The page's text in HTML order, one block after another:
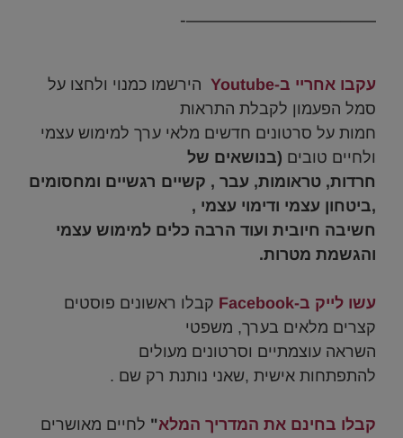
——–————————-
עקבו אחריי ב-Youtube
הירשמו כמנוי ולחצו על
סמל הפעמון לקבלת התראות
חמות על סרטונים חדשים מלאי ערך למימוש עצמי
ולחיים טובים (בנושאים של
חרדות, טראומות, עבר , קשיים רגשיים ומחסומים
,ביטחון עצמי ודימוי עצמי ,
חשיבה חיובית ועוד הרבה כלים למימוש עצמי
והגשמת מטרות.
עשו לייק ב-Facebook
קבלו ראשונים פוסטים
קצרים מלאים בערך, משפטי
השראה עוצמתיים וסרטונים מעולים
להתפתחות אישית ,שאני נותנת רק שם .
קבלו בחינם את המדריך המלא" לחיים מאושרים